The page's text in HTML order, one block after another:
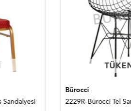
TÜKENDI
TÜKENDI
Bürocci
2229R-Bürocci Tel Sandalye